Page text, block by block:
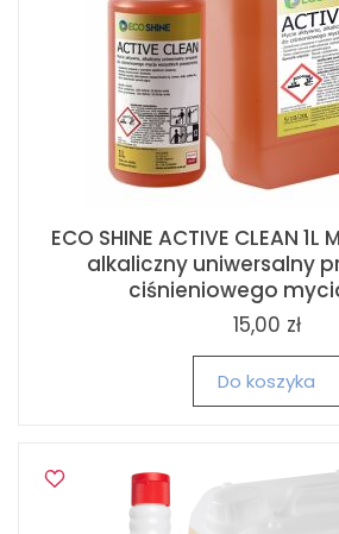
ECO SHINE ACTIVE CLEAN
alkaliczny uniwersalny
ciśnieniowego
15,00 zł
Do koszyka